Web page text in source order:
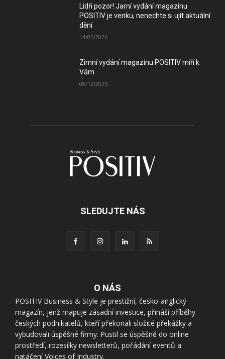
Lídři pozor! Jarní vydání magazínu
POSITIV je venku, nenechte si ujít aktuální
dění
14/05/2026
Zimní vydání magazínu POSITIV míří k
Vám
08/12/2025
SLEDUJTE NÁS
O NÁS
POSITIV Business & Style je prestižní, česko-anglický
magazín, jenž mapuje zásadní investice, přináší příběhy
českých podnikatelů, kteří překonali složité překážky a
vybudovali úspěšné firmy. Pustil se úspěšně do online
prostředí, rozesílky newsletterů, pořádání eventů a
natáčení Voices of Industry.